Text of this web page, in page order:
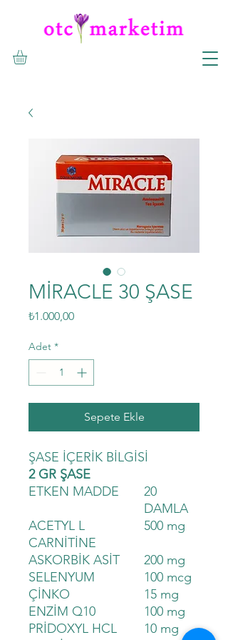
MİRACLE 30 ŞASE
₺1.000,00Fiyat
Adet *
Sepete Ekle
ŞASE İÇERİK BİLGİSİ
2 GR ŞASE
ETKEN MADDE
20
DAMLA
ACETYL L
CARNİTİNE
500 mg
ASKORBİK ASİT
200 mg
SELENYUM
100 mcg
ÇİNKO
15 mg
ENZİM Q10
100 mg
PRİDOXYL HCL
10 mg